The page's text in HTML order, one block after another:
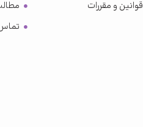
قوانین و مقررات